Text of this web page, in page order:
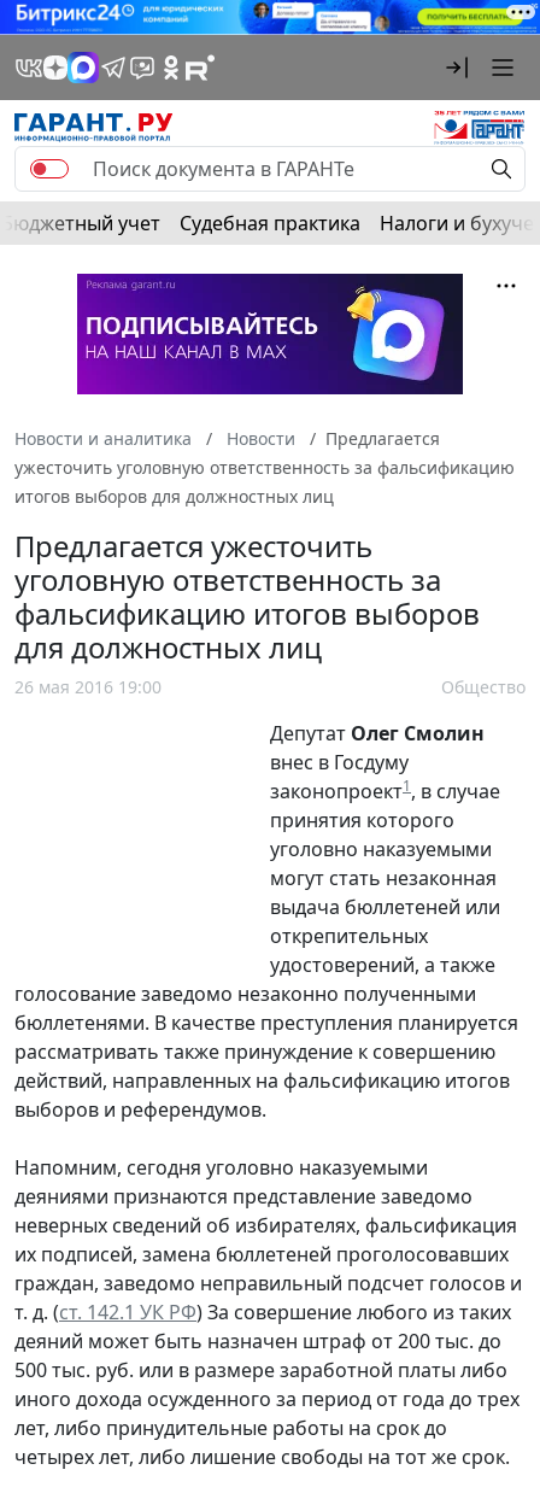
Бюджетный учет Судебная практика Налоги и
Новости и аналитика Новости
Предлагается
ужесточить уголовную ответственность за фальсификацию
итогов выборов для должностных лиц
Предлагается ужесточить
уголовную ответственность за
фальсификацию итогов выборов
для должностных лиц
26 мая 2016 19:00 Общество
Депутат Олег Смолин
внес в Госдуму
законопроект1, в случае
принятия которого
уголовно наказуемыми
могут стать незаконная
выдача бюллетеней или
открепительных
удостоверений, а также
голосование заведомо незаконно полученными
бюллетенями. В качестве преступления планируется
рассматривать также принуждение к совершению
действий, направленных на фальсификацию итогов
выборов и референдумов.
Напомним, сегодня уголовно наказуемыми
деяниями признаются представление заведомо
неверных сведений об избирателях, фальсификация
их подписей, замена бюллетеней проголосовавших
граждан, заведомо неправильный подсчет голосов и
т. д. (ст. 142.1 УК РФ) За совершение любого из таких
деяний может быть назначен штраф от 200 тыс. до
500 тыс. руб. или в размере заработной платы либо
иного дохода осужденного за период от года до трех
лет, либо принудительные работы на срок до
четырех лет, либо лишение свободы на тот же срок.